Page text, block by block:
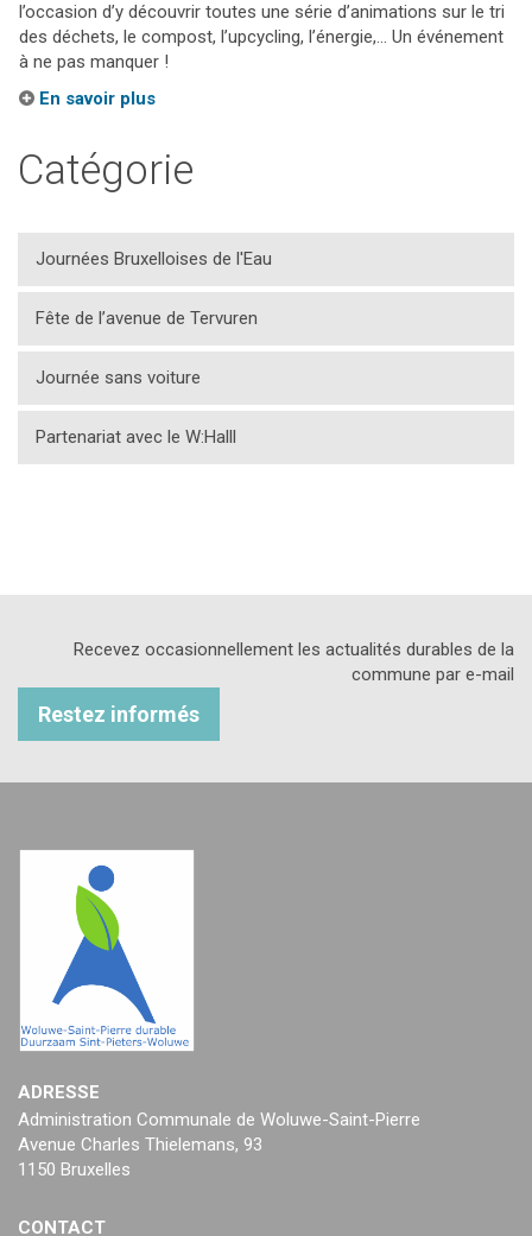
l’occasion d’y découvrir toutes une série d’animations sur le tri
des déchets, le compost, l’upcycling, l’énergie,… Un événement
à ne pas manquer !
En savoir plus
Catégorie
Journées Bruxelloises de l'Eau
Fête de l’avenue de Tervuren
Journée sans voiture
Partenariat avec le W:Halll
Recevez occasionnellement les actualités durables de la
commune par e-mail
Restez informés
ADRESSE
Administration Communale de Woluwe-Saint-Pierre
Avenue Charles Thielemans, 93
1150 Bruxelles
CONTACT